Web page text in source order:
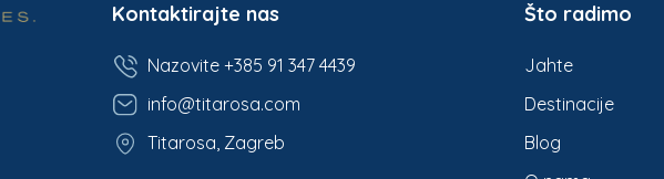
Kontaktirajte nas
Nazovite +385 91 347 4439
info@titarosa.com
Titarosa, Zagreb
Što radimo
Jahte
Destinacije
Blog